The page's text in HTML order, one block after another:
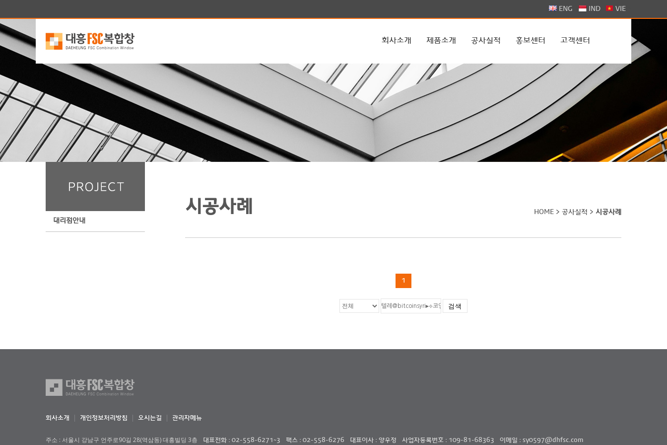
ENG IND VIE
회사소개 제품소개 공사실적 홍보센터 고객센터
시공사례 HOME > 공사실적 > 시공사례
1
검색
대리점안내
회사소개 개인정보처리방침 오시는길 관리자메뉴
주소 : 서울시 강남구 언주로90길 28(역삼동) 대흥빌딩 3층 대표전화 : 02-558-6271~3 팩스 : 02-558-6276 대표이사 : 양우정 사업자등록번호 : 109-81-68363 이메일 : sy0597@dhfsc.com